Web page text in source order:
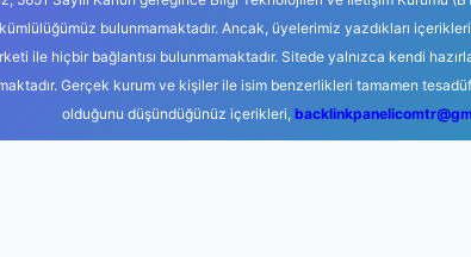
bulunmamaktadır. Ancak, üyelerimiz yazdıkları
ile hiçbir bağlantısı bulunmamaktadır. Sitede yalnızca kendi
Gerçek kurum ve kişiler ile isim benzerlikleri tamamen
olduğunu düşündüğünüz içerikleri,